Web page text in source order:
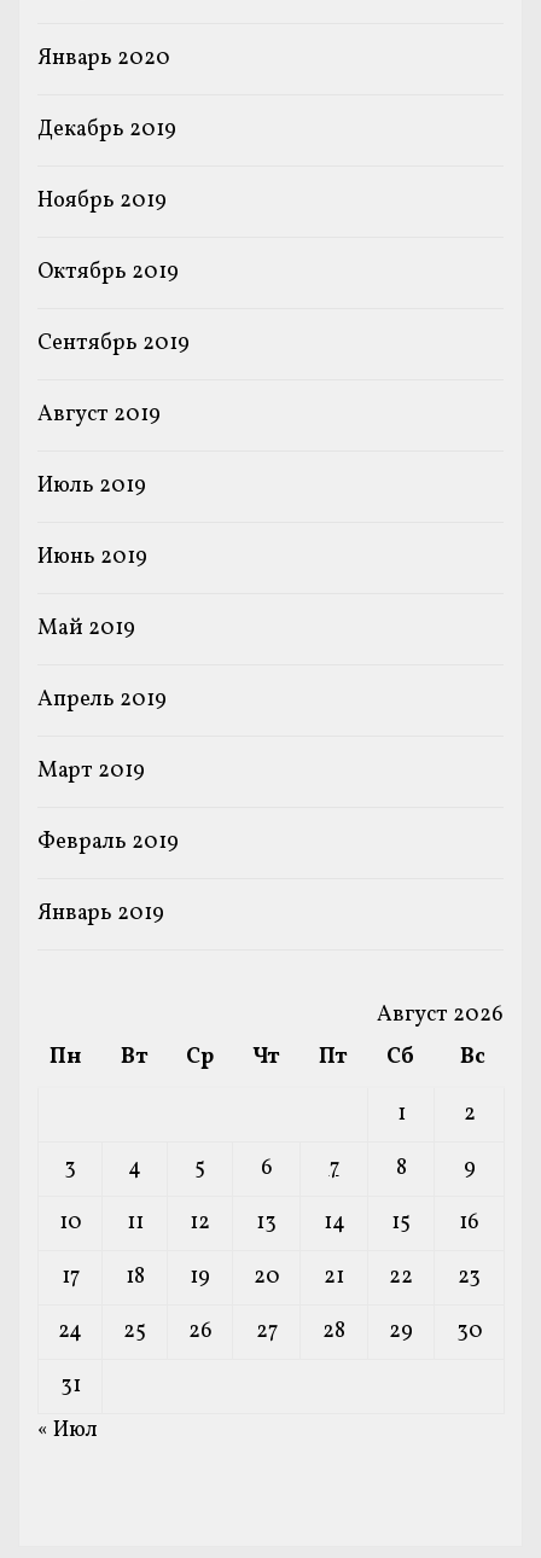
Январь 2020
Декабрь 2019
Ноябрь 2019
Октябрь 2019
Сентябрь 2019
Август 2019
Июль 2019
Июнь 2019
Май 2019
Апрель 2019
Март 2019
Февраль 2019
Январь 2019
Август 2026
Пн
Вт Ср Чт Пт Сб
Вс
1
2
3
4 5 6 7 8
9
10
11 12 13 14 15
16
17
18 19 20 21 22
23
24
25 26 27 28 29
30
31
« Июл